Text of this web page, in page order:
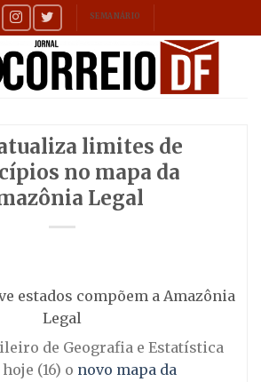
SEMANÁRIO
limites de
no mapa da
Legal
estados compõem a Amazônia
Legal
de Geografia e Estatística
(16) o novo mapa da